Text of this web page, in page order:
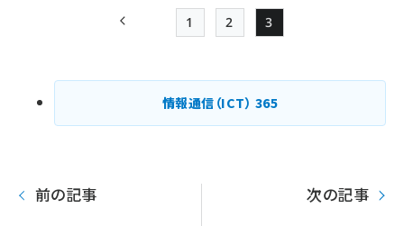
ジ
送
前ページ Page
1
Page
2
Page
3
情報通信（ICT） 365
前の記事 次の記事